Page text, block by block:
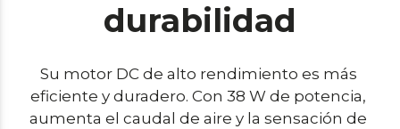
durabilidad
Su motor DC de alto rendimiento es más
eficiente y duradero. Con 38 W de potencia,
aumenta el caudal de aire y la sensación de